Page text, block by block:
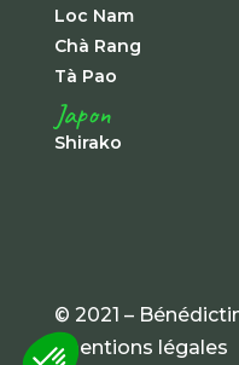
Loc Nam
Chà Rang
Tà Pao
Japon
Shirako
© 2021 –
mentions légales